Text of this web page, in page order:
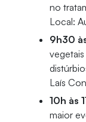
no
Local:
9h30
Laís
10h às
maior